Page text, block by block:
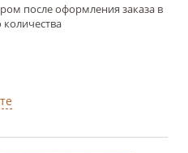
после оформления заказа в